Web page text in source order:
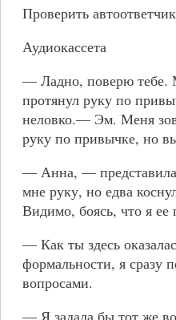
Проверить автоответчик
Аудиокассета
— Ладно, поверю тебе.
протянул руку по
неловко.— Эм. Меня
руку по привычке, но
— Анна, —
мне руку, но едва
Видимо, боясь, что я
— Как ты здесь
формальности, я сразу
вопросами.
— Я задала бы тот же